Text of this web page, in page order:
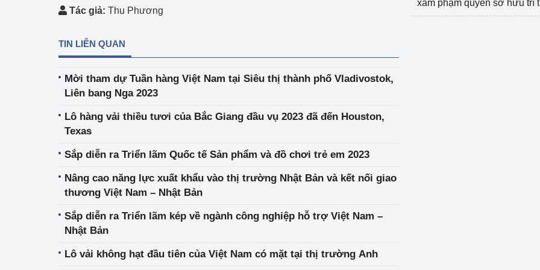
Tác giả: Thu Phương
TIN LIÊN QUAN
Mời tham dự Tuần hàng Việt Nam tại Siêu thị thành phố Vladivostok,
Liên bang Nga 2023
Lô hàng vải thiều tươi của Bắc Giang đầu vụ 2023 đã đến Houston,
Texas
Sắp diễn ra Triển lãm Quốc tế Sản phẩm và đồ chơi trẻ em 2023
Nâng cao năng lực xuất khẩu vào thị trường Nhật Bản và kết nối giao
thương Việt Nam – Nhật Bản
Sắp diễn ra Triển lãm kép về ngành công nghiệp hỗ trợ Việt Nam –
Nhật Bản
Lô vải không hạt đầu tiên của Việt Nam có mặt tại thị trường Anh
xâm phạm quyền sở hữu trí